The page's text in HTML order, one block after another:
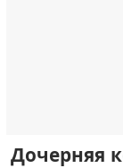
Дочерняя